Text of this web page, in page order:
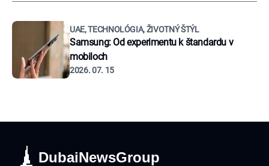
UAE, TECHNOLÓGIA, ŽIVOTNÝ ŠTÝL
Samsung: Od experimentu k štandardu v
mobiloch
2026. 07. 15
DubaiNewsGroup